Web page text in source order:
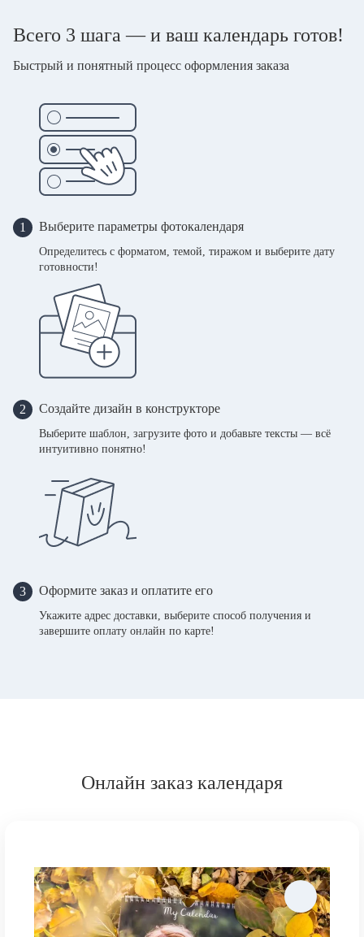
Всего 3 шага — и ваш календарь готов!
Быстрый и понятный процесс оформления заказа
1 Выберите параметры фотокалендаря
Определитесь с форматом, темой, тиражом и выберите дату
готовности!
2 Создайте дизайн в конструкторе
Выберите шаблон, загрузите фото и добавьте тексты — всё
интуитивно понятно!
3 Оформите заказ и оплатите его
Укажите адрес доставки, выберите способ получения и
завершите оплату онлайн по карте!
Онлайн заказ календаря